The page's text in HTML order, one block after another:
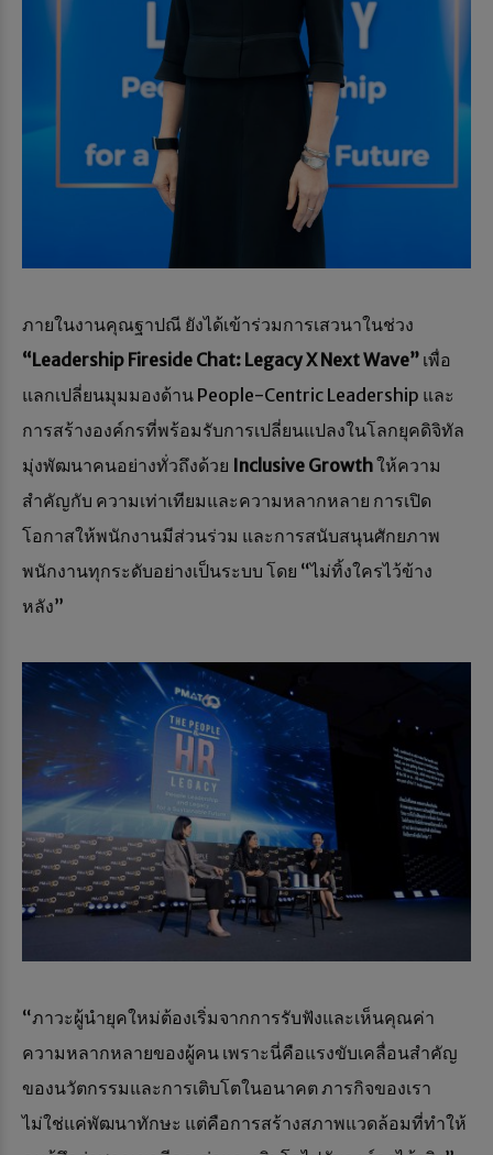
ภายในงานคุณฐาปณี ยังได้เข้าร่วมการเสวนาในช่วง
“Leadership Fireside Chat: Legacy X Next Wave” เพื่อ
แลกเปลี่ยนมุมมองด้าน People-Centric Leadership และ
การสร้างองค์กรที่พร้อมรับการเปลี่ยนแปลงในโลกยุคดิจิทัล
มุ่งพัฒนาคนอย่างทั่วถึงด้วย Inclusive Growthให้ความ
สำคัญกับ ความเท่าเทียมและความหลากหลาย การเปิด
โอกาสให้พนักงานมีส่วนร่วม และการสนับสนุนศักยภาพ
พนักงานทุกระดับอย่างเป็นระบบ โดย “ไม่ทิ้งใครไว้ข้าง
หลัง”
“ภาวะผู้นำยุคใหม่ต้องเริ่มจากการรับฟังและเห็นคุณค่า
ความหลากหลายของผู้คน เพราะนี่คือแรงขับเคลื่อนสำคัญ
ของนวัตกรรมและการเติบโตในอนาคต ภารกิจของเรา
ไม่ใช่แค่พัฒนาทักษะ แต่คือการสร้างสภาพแวดล้อมที่ทำให้